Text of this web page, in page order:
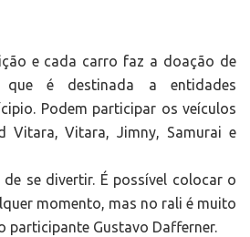
e cada carro faz a doação de
que é destinada a entidades
Podem participar os veículos
Vitara, Vitara, Jimny, Samurai e
se divertir. É possível colocar o
momento, mas no rali é muito
participante Gustavo Dafferner.